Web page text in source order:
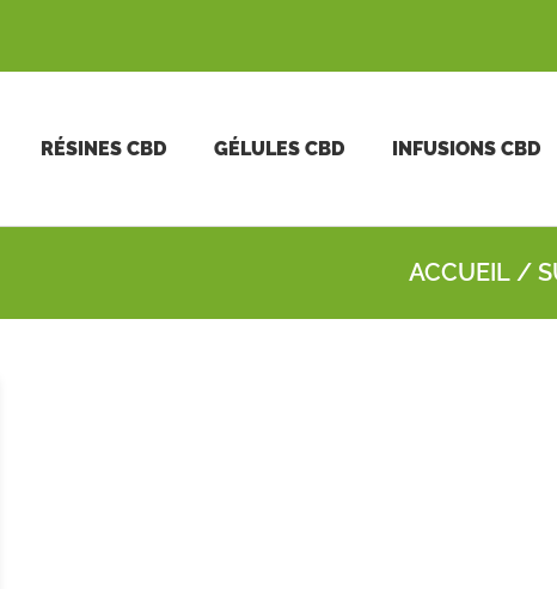
RÉSINES CBD GÉLULES CBD INFUSIONS CBD
ACCUEIL /